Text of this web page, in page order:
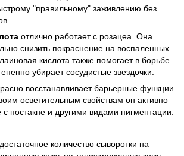
"правильному" заживлению без
отлично работает с розацеа. Она
снизить покраснение на воспаленных
кислота также помогает в борьбе
убирает сосудистые звездочки.
восстанавливает барьерные функции
осветительным свойствам он активно
с постакне и другими видами пигментации.
количество сыворотки на